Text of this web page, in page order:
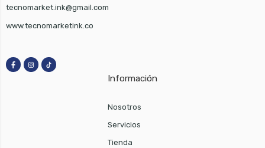
tecnomarket.ink@gmail.com
www.tecnomarketink.co
Información
Nosotros
Servicios
Tienda